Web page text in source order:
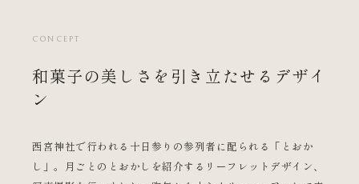
CONCEPT
和菓子の美しさを引き立たせるデザイ
ン
西宮神社で行われる十日参りの参列者に配られる「とおか
し」。月ごとのとおかしを紹介するリーフレットデザイン、